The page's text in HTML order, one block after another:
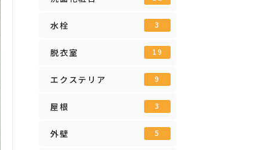
水栓 3
脱衣室 19
エクステリア 9
屋根 3
外壁 5